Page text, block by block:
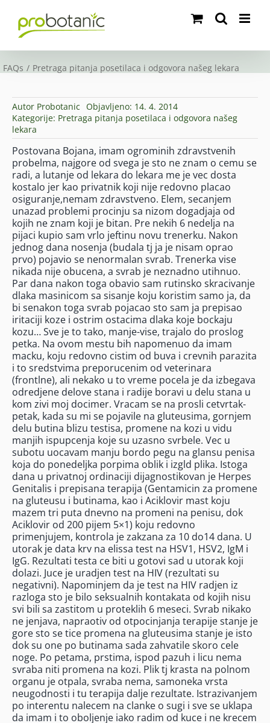
content
FAQs Pretraga pitanja posetilaca i odgovora našeg lekara
Autor Probotanic Objavljeno: 14. 4. 2014
Kategorije: Pretraga pitanja posetilaca i odgovora našeg
lekara
Postovana Bojana, imam ogrominih zdravstvenih
probelma, najgore od svega je sto ne znam o cemu se
radi, a lutanje od lekara do lekara me je vec dosta
kostalo jer kao privatnik koji nije redovno placao
osiguranje,nemam zdravstveno. Elem, secanjem
unazad problemi procinju sa nizom dogadjaja od
kojih ne znam koji je bitan. Pre nekih 6 nedelja na
pijaci kupio sam vrlo jeftinu novu trenerku. Nakon
jednog dana nosenja (budala tj ja je nisam oprao
prvo) pojavio se nenormalan svrab. Trenerka vise
nikada nije obucena, a svrab je neznadno utihnuo.
Par dana nakon toga obavio sam rutinsko skracivanje
dlaka masinicom sa sisanje koju koristim samo ja, da
bi senakon toga svrab pojacao sto sam ja prepisao
iritaciji koze i ostrim ostacima dlaka koje bockaju
kozu… Sve je to tako, manje-vise, trajalo do proslog
petka. Na ovom mestu bih napomenuo da imam
macku, koju redovno cistim od buva i crevnih parazita
i to sredstvima preporucenim od veterinara
(frontlne), ali nekako u to vreme pocela je da izbegava
odredjene delove stana i radije boravi u delu stana u
kom zivi moj docimer. Vracam se na prosli cetvrtak-
petak, kada su mi se pojavile na gluteusima, gornjem
delu butina blizu testisa, promene na kozi u vidu
manjih ispupcenja koje su uzasno svrbele. Vec u
subotu uocavam manju bordo pegu na glansu penisa
koja do ponedeljka porpima oblik i izgld plika. Istoga
dana u privatnoj ordinaciji dijagnostikovan je Herpes
Genitalis i prepisana terapija (Gentamicin za promene
na gluteusu i butinama, kao i Aciklovir mast koju
mazem tri puta dnevno na promeni na penisu, dok
Aciklovir od 200 pijem 5×1) koju redovno
primenjujem, kontrola je zakzana za 10 do14 dana. U
utorak je data krv na elissa test na HSV1, HSV2, IgM i
IgG. Rezultati testa ce biti u gotovi sad u utorak koji
dolazi. Juce je uradjen test na HIV (rezultati su
negativni). Napominjem da je test na HIV radjen iz
razloga sto je bilo seksualnih kontakata od kojih nisu
svi bili sa zastitom u proteklih 6 meseci. Svrab nikako
ne jenjava, napraotiv od otpocinjanja terapije stanje je
gore sto se tice promena na gluteusima stanje je isto
dok su one po butinama sada zahvatile skoro cele
noge. Po petama, prstima, ispod pazuh i licu nema
svraba niti promena na kozi. Plik tj krasta na polnom
organu je otpala, svraba nema, samoneka vrsta
neugodnosti i tu terapija dalje rezultate. Istrazivanjem
po interentu nalecem na clanke o sugi i sve se uklapa
da imam i to oboljenje iako radim od kuce i ne krecem